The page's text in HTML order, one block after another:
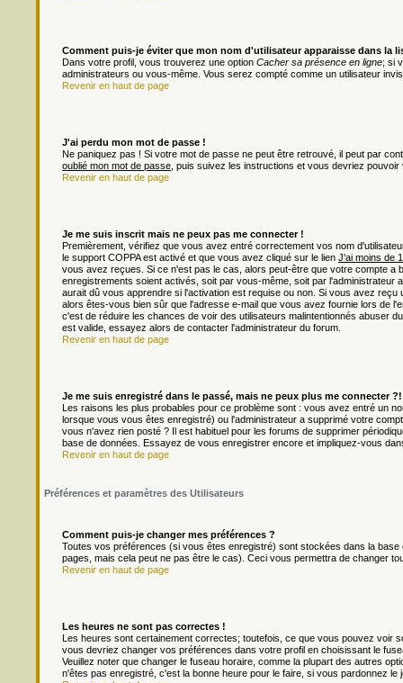
Comment puis-je éviter que mon nom d'utilisateur apparaisse dans la
Dans votre profil, vous trouverez une option Cacher sa présence en ligne; si
administrateurs ou vous-même. Vous serez compté comme un utilisateur
Revenir en haut de page
J'ai perdu mon mot de passe !
Ne paniquez pas ! Si votre mot de passe ne peut être retrouvé, il peut par
oublié mon mot de passe , puis suivez les instructions et vous devriez
Revenir en haut de page
Je me suis inscrit mais ne peux pas me connecter !
Premièrement, vérifiez que vous avez entré correctement vos nom
le support COPPA est activé et que vous avez cliqué sur le lien J'ai moins de
vous avez reçues. Si ce n'est pas le cas, alors peut-être que votre compte
enregistrements soient activés, soit par vous-même, soit par
aurait dû vous apprendre si l'activation est requise ou non. Si vous avez
alors êtes-vous bien sûr que l'adresse e-mail que vous avez fournie lors de
c'est de réduire les chances de voir des utilisateurs malintentionnés abuser
est valide, essayez alors de contacter l'administrateur du forum.
Revenir en haut de page
Je me suis enregistré dans le passé, mais ne peux plus me connecter ?!
Les raisons les plus probables pour ce problème sont : vous avez entré un
lorsque vous vous êtes enregistré) ou l'administrateur a supprimé votre
vous n'avez rien posté ? Il est habituel pour les forums de supprimer
base de données. Essayez de vous enregistrer encore et impliquez-vous
Revenir en haut de page
Préférences et paramètres des Utilisateurs
Comment puis-je changer mes préférences ?
Toutes vos préférences (si vous êtes enregistré) sont stockées dans la
pages, mais cela peut ne pas être le cas). Ceci vous permettra de changer
Revenir en haut de page
Les heures ne sont pas correctes !
Les heures sont certainement correctes; toutefois, ce que vous pouvez voir
vous devriez changer vos préférences dans votre profil en choisissant le
Veuillez noter que changer le fuseau horaire, comme la plupart des autres
n'êtes pas enregistré, c'est la bonne heure pour le faire, si vous pardonnez le